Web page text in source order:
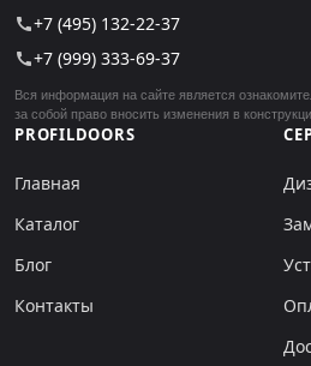
call+7 (495) 132-22-37
call+7 (999) 333-69-37
Вся информация на сайте является
за собой право вносить изменения в
PROFILDOORS
Главная
Каталог
Блог
Контакты